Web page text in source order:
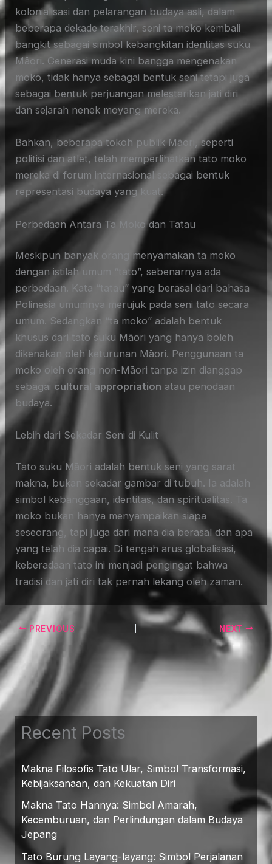
kolonialisasi dan pelarangan budaya asli, dalam
beberapa dekade terakhir, seni ta moko kembali
bangkit sebagai simbol kebangkitan identitas suku
Māori. Generasi muda kini bangga mengenakan
moko, tidak hanya sebagai bentuk seni tetapi juga
sebagai bentuk perjuangan melestarikan jati diri
dan sejarah nenek moyang mereka.
Bahkan, beberapa tokoh publik Māori, seperti
politisi dan atlet, telah memperlihatkan tato moko
mereka di forum internasional sebagai bentuk
representasi budaya yang kuat.
Perbedaan Antara Ta Moko dan Tatau
Meskipun banyak orang menyamakan ta moko
dengan istilah umum “tato”, sebenarnya ada
perbedaan. Kata “tatau” yang berasal dari bahasa
Polinesia umumnya merujuk pada seni tato secara
umum. Sedangkan “ta moko” adalah bentuk
khusus dari tato suku Māori yang hanya boleh
dikenakan oleh keturunan Māori. Penggunaan ta
moko oleh orang non-Māori tanpa izin dianggap
sebagai cultural appropriation atau penodaan
budaya.
Lebih dari Sekadar Seni di Kulit
Tato suku Māori adalah bentuk seni yang sarat
makna, bukan sekadar gambar di tubuh. Ia adalah
simbol kebanggaan, identitas, dan spiritualitas. Ta
moko bukan hanya menyampaikan siapa
seseorang, tapi juga dari mana dia berasal dan apa
yang telah dia capai. Di tengah arus globalisasi,
keberadaan tato ini menjadi pengingat bahwa
tradisi dan jati diri tak pernah lekang oleh zaman.
PREVIOUS NEXT
Recent Posts
Makna Filosofis Tato Ular, Simbol Transformasi,
Kebijaksanaan, dan Kekuatan Diri
Makna Tato Hannya: Simbol Amarah,
Kecemburuan, dan Perlindungan dalam Budaya
Jepang
Tato Burung Layang-layang: Simbol Perjalanan